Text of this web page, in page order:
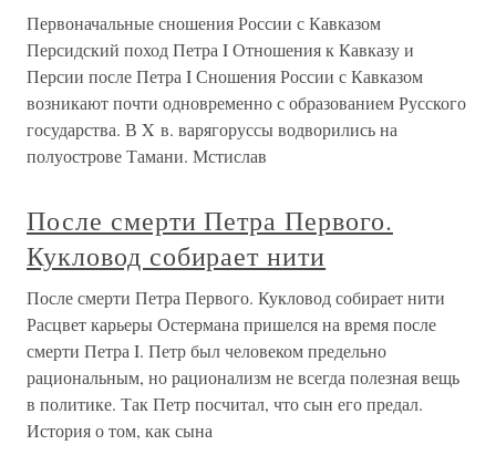
Первоначальные сношения России с Кавказом
Персидский поход Петра I Отношения к Кавказу и
Персии после Петра I Сношения России с Кавказом
возникают почти одновременно с образованием Русского
государства. В X в. варягоруссы водворились на
полуострове Тамани. Мстислав
После смерти Петра Первого.
Кукловод собирает нити
После смерти Петра Первого. Кукловод собирает нити
Расцвет карьеры Остермана пришелся на время после
смерти Петра I. Петр был человеком предельно
рациональным, но рационализм не всегда полезная вещь
в политике. Так Петр посчитал, что сын его предал.
История о том, как сына